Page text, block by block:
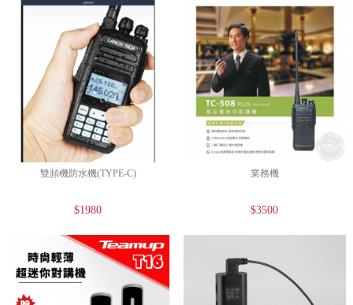
雙頻機防水機(TYPE-C)
$1980
業務機
$3500